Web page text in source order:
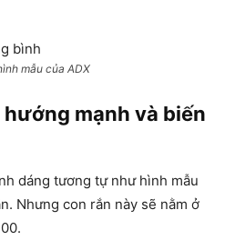
mẫu của ADX
mạnh và biến
dáng tương tự như hình mẫu
Nhưng con rắn này sẽ nằm ở